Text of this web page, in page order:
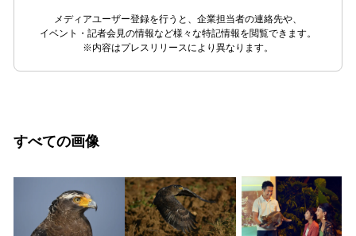
メディアユーザー登録を行うと、企業担当者の連絡先や、
イベント・記者会見の情報など様々な特記情報を閲覧できます。
※内容はプレスリリースにより異なります。
すべての画像